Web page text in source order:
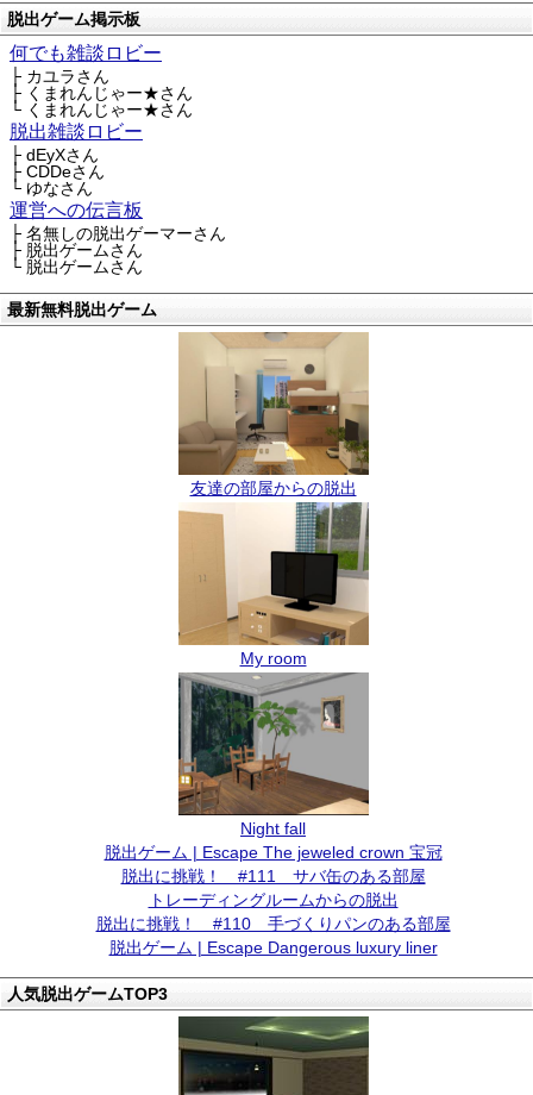
脱出ゲーム掲示板
何でも雑談ロビー
├ カユラさん
├ くまれんじゃー★さん
└ くまれんじゃー★さん
脱出雑談ロビー
├ dEyXさん
├ CDDeさん
└ ゆなさん
運営への伝言板
├ 名無しの脱出ゲーマーさん
├ 脱出ゲームさん
└ 脱出ゲームさん
最新無料脱出ゲーム
友達の部屋からの脱出
My room
Night fall
脱出ゲーム | Escape The jeweled crown 宝冠
脱出に挑戦！ #111 サバ缶のある部屋
トレーディングルームからの脱出
脱出に挑戦！ #110 手づくりパンのある部屋
脱出ゲーム | Escape Dangerous luxury liner
人気脱出ゲームTOP3